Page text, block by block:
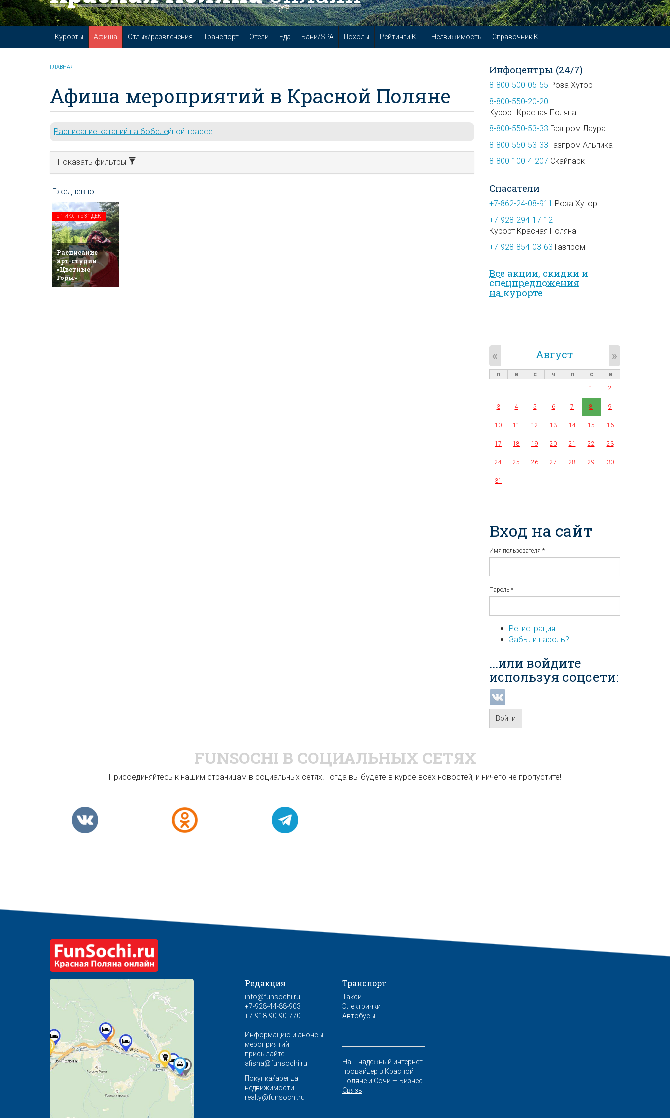
Курорты Афиша Отдых/развлечения Транспорт Отели Еда Бани/SPA Походы Рейтинги КП Недвижимость Справочник КП
ГЛАВНАЯ
Афиша мероприятий в Красной Поляне
Расписание катаний на бобслейной трассе.
Показать фильтры
с 1 ИЮЛ по31 ДЕК
Расписание
арт-студии
«Цветные
Горы»
Инфоцентры (24/7)
8-800-500-05-55 Роза Хутор
8-800-550-20-20
Курорт Красная Поляна
8-800-550-53-33 Газпром Лаура
8-800-550-53-33 Газпром Альпика
8-800-100-4-207 Скайпарк
Спасатели
+7-862-24-08-911 Роза Хутор
+7-928-294-17-12
Курорт Красная Поляна
+7-928-854-03-63 Газпром
Все акции, скидки и
спец­предложе­ния
на курорте
Август
« »
п в с ч п с
в
1
2
3 4 5 6 7 8 9
10 11 12 13 14 15 16
17 18 19 20 21 22 23
24 25 26 27 28 29 30
31
Вход на сайт
Имя пользователя *
Пароль *
Регистрация
Забыли пароль?
...или войдите
используя соцсети:
Войти
FUNSOCHI В СОЦИАЛЬНЫХ СЕТЯХ
Присоединяйтесь к нашим страницам в социальных сетях! Тогда вы будете в курсе всех новостей, и ничего не пропустите!
Редакция
info@funsochi.ru
+7-928-44-88-903
+7-918-90-90-770
Информацию и анонсы
мероприятий
присылайте:
afisha@funsochi.ru
Покупка/аренда
недвижимости
realty@funsochi.ru
Транспорт
Такси
Электрички
Автобусы
Наш надежный интернет-
провайдер в Красной
Поляне и Сочи — Бизнес-
Связь